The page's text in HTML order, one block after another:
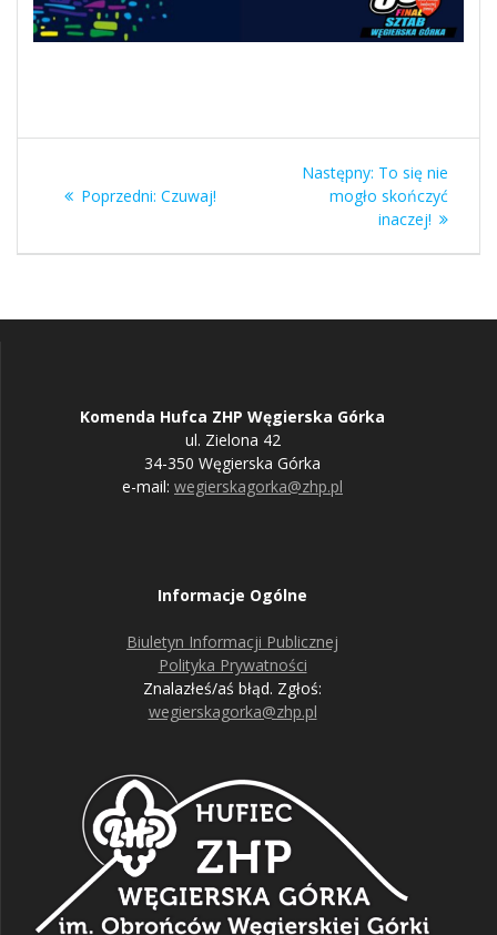
wpisu
Poprzedni: Poprzedni
Czuwaj!
Następny: Następny
wpis:
To się nie
mogło skończyć
inaczej!
Komenda Hufca ZHP Węgierska Górka
ul. Zielona 42
34-350 Węgierska Górka
e-mail: wegierskagorka@zhp.pl
Informacje Ogólne
Biuletyn Informacji Publicznej
Polityka Prywatności
Znalazłeś/aś błąd. Zgłoś:
wegierskagorka@zhp.pl